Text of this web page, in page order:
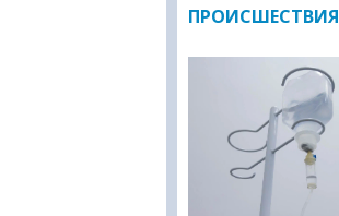
ПРОИСШЕСТВИЯ